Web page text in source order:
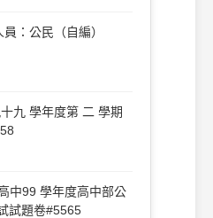
：公民（自編）
學期
中99 學年度高中部公
試題卷#5565